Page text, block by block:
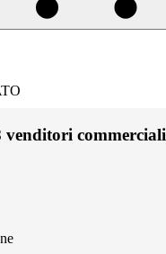
venditori commerciali